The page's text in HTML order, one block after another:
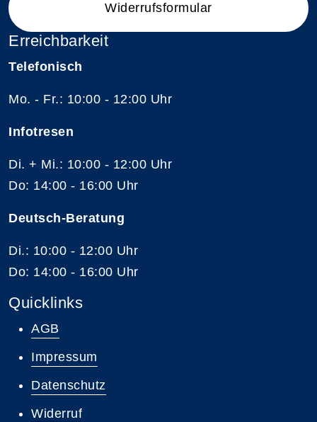
Widerrufsformular
Erreichbarkeit
Telefonisch
Mo. - Fr.: 10:00 - 12:00 Uhr
Infotresen
Di. + Mi.: 10:00 - 12:00 Uhr
Do: 14:00 - 16:00 Uhr
Deutsch-Beratung
Di.: 10:00 - 12:00 Uhr
Do: 14:00 - 16:00 Uhr
Quicklinks
AGB
Impressum
Datenschutz
Widerruf